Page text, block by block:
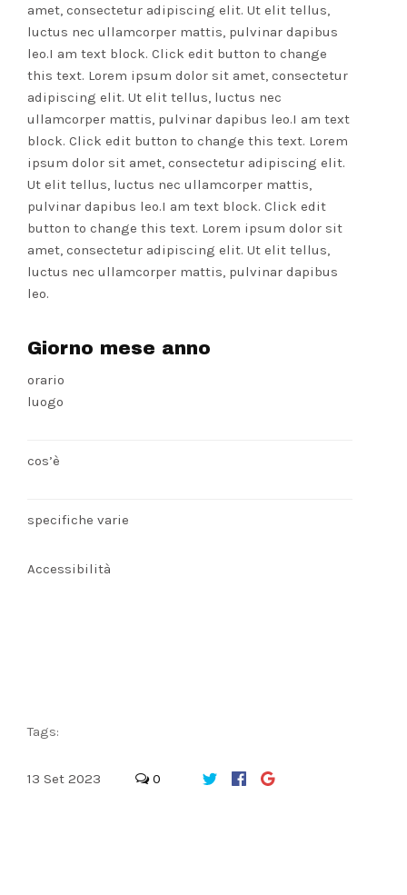
amet, consectetur adipiscing elit. Ut elit tellus,
luctus nec ullamcorper mattis, pulvinar dapibus
leo.I am text block. Click edit button to change
this text. Lorem ipsum dolor sit amet, consectetur
adipiscing elit. Ut elit tellus, luctus nec
ullamcorper mattis, pulvinar dapibus leo.I am text
block. Click edit button to change this text. Lorem
ipsum dolor sit amet, consectetur adipiscing elit.
Ut elit tellus, luctus nec ullamcorper mattis,
pulvinar dapibus leo.I am text block. Click edit
button to change this text. Lorem ipsum dolor sit
amet, consectetur adipiscing elit. Ut elit tellus,
luctus nec ullamcorper mattis, pulvinar dapibus
leo.
Giorno mese anno
orario
luogo
cos’è
specifiche varie
Accessibilità
Tags:
13 Set 2023 0